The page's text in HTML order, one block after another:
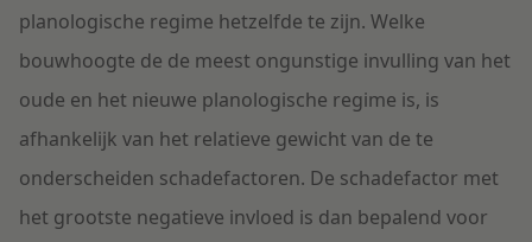
planologische regime hetzelfde te zijn. Welke
bouwhoogte de de meest ongunstige invulling van het
oude en het nieuwe planologische regime is, is
afhankelijk van het relatieve gewicht van de te
onderscheiden schadefactoren. De schadefactor met
het grootste negatieve invloed is dan bepalend voor